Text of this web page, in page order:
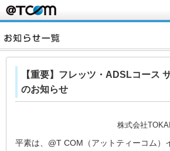
【重要】フレッツ・ADSLコース
のお知らせ
株式会社
平素は、@T COM（アットティーコム）